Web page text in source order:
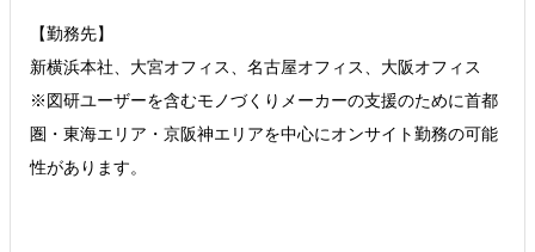
【勤務先】
新横浜本社、大宮オフィス、名古屋オフィス、大阪オフィス
※図研ユーザーを含むモノづくりメーカーの支援のために首都
圏・東海エリア・京阪神エリアを中心にオンサイト勤務の可能
性があります。